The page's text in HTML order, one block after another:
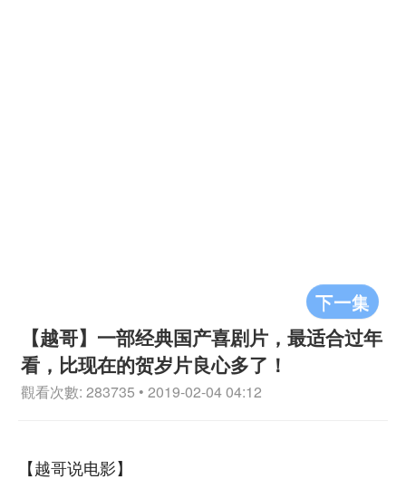
下一集
【越哥】一部经典国产喜剧片，最适合过年
看，比现在的贺岁片良心多了！
觀看次數: 283735 • 2019-02-04 04:12
【越哥说电影】